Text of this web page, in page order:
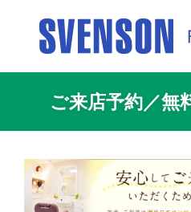
ご来店予約／無